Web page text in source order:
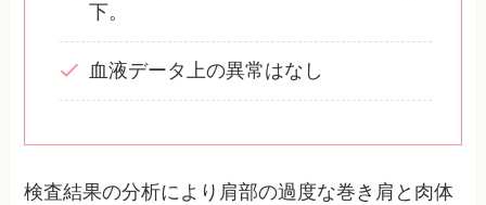
下。
血液データ上の異常はなし
検査結果の分析により肩部の過度な巻き肩と肉体